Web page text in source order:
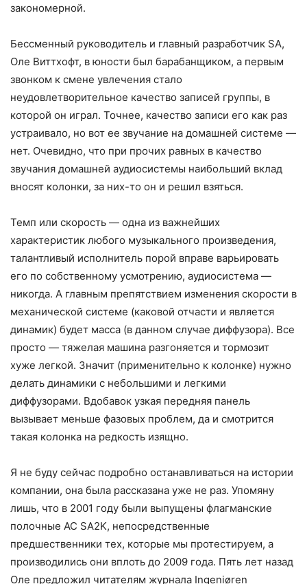
закономерной.
Бессменный руководитель и главный разработчик SA,
Оле Виттхофт, в юности был барабанщиком, а первым
звонком к смене увлечения стало
неудовлетворительное качество записей группы, в
которой он играл. Точнее, качество записи его как раз
устраивало, но вот ее звучание на домашней системе —
нет. Очевидно, что при прочих равных в качество
звучания домашней аудиосистемы наибольший вклад
вносят колонки, за них-то он и решил взяться.
Темп или скорость — одна из важнейших
характеристик любого музыкального произведения,
талантливый исполнитель порой вправе варьировать
его по собственному усмотрению, аудиосистема —
никогда. А главным препятствием изменения скорости в
механической системе (каковой отчасти и является
динамик) будет масса (в данном случае диффузора). Все
просто — тяжелая машина разгоняется и тормозит
хуже легкой. Значит (применительно к колонке) нужно
делать динамики с небольшими и легкими
диффузорами. Вдобавок узкая передняя панель
вызывает меньше фазовых проблем, да и смотрится
такая колонка на редкость изящно.
Я не буду сейчас подробно останавливаться на истории
компании, она была рассказана уже не раз. Упомяну
лишь, что в 2001 году были выпущены флагманские
полочные АС SA2K, непосредственные
предшественники тех, которые мы протестируем, а
производились они вплоть до 2009 года. Пять лет назад
Оле предложил читателям журнала Ingeniøren